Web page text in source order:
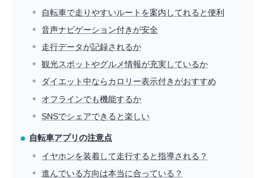
自転車で走りやすいルートを案内してれると便利
音声ナビゲーション付きが安全
走行データが記録されるか
観光スポットやグルメ情報が充実しているか
ダイエット中ならカロリー表示付きがおすすめ
オフラインでも機能するか
SNSでシェアできると楽しい
自転車アプリの注意点
イヤホンを装着して走行すると指導される？
進んでいる方向は本当に合っている？